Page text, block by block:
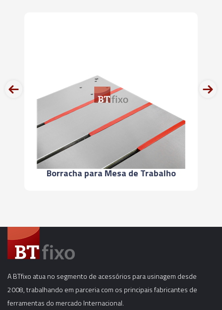
EMBREAGEM DE SEGURANÇA TAM 3B - 11,00 X
9,00 (M14 - G1/4" - 9/16") - KWES
02358 - ADAPTADOR PARA TROCA RÁPIDA COM
EMBREAGEM DE SEGURANÇA TAM. 3B- 12,00 X
9,00 (M16 – G3/8” – 5/8”) - KWES
02359 - ADAPTADOR PARA TROCA RÁPIDA COM
EMBREAGEM DE SEGURANÇA TAM. 3B - 14,00 X
EMBREAGEM DE SEGURANÇA TAM. 3B - 16,00 X
12,00 (M20 – G1/2”) - KWES
EMBREAGEM DE SEGURANÇA TAM. 3B - 18,00 X
14,50 (M22 – G5/8” – 7/8”) - KWES
Borracha para Mesa de Trabalho
prev next
A BTfixo atua no segmento de acessórios para usinagem desde
2008, trabalhando em parceria com os principais fabricantes de
ferramentas do mercado Internacional.